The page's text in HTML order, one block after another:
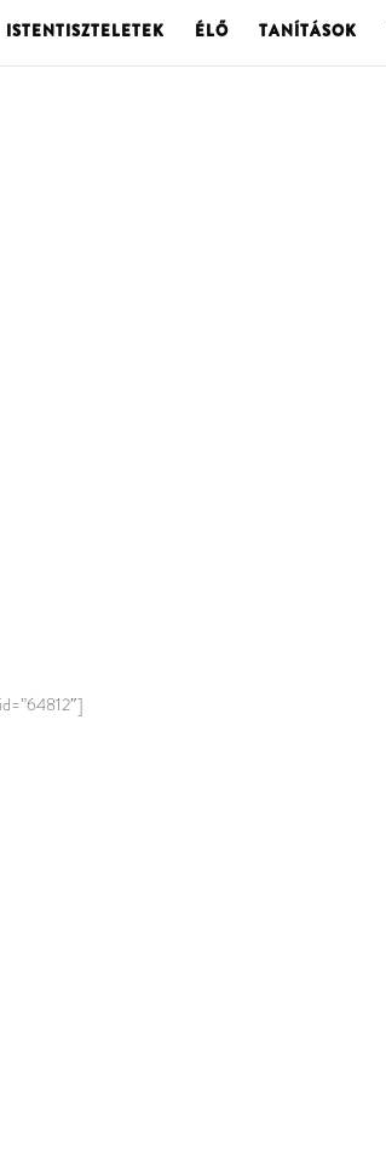
ISTENTISZTELETEK ÉLŐ TANÍTÁSOK